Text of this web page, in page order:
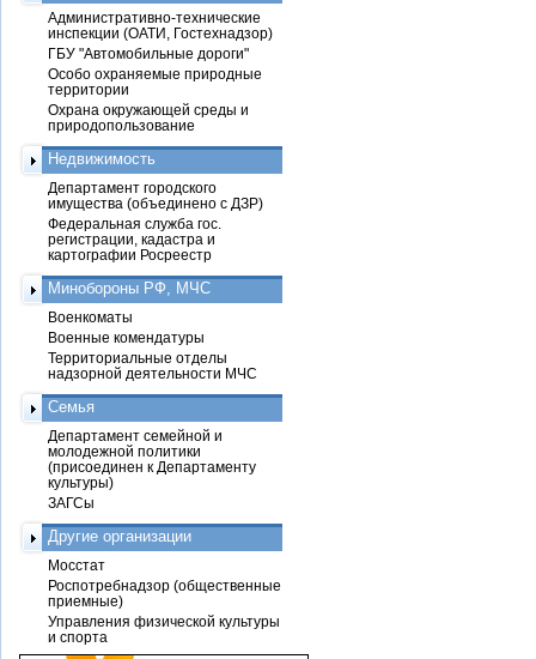
Административно-технические
инспекции (ОАТИ, Гостехнадзор)
ГБУ "Автомобильные дороги"
Особо охраняемые природные
территории
Охрана окружающей среды и
природопользование
Недвижимость
Департамент городского
имущества (объединено с ДЗР)
Федеральная служба гос.
регистрации, кадастра и
картографии Росреестр
Минобороны РФ, МЧС
Военкоматы
Военные комендатуры
Территориальные отделы
надзорной деятельности МЧС
Семья
Департамент семейной и
молодежной политики
(присоединен к Департаменту
культуры)
ЗАГСы
Другие организации
Мосстат
Роспотребнадзор (общественные
приемные)
Управления физической культуры
и спорта